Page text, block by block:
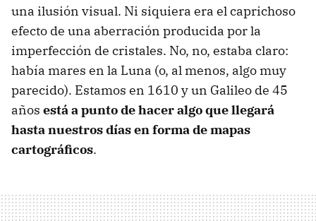
una ilusión visual. Ni siquiera era el caprichoso
efecto de una aberración producida por la
imperfección de cristales. No, no, estaba claro:
había mares en la Luna (o, al menos, algo muy
parecido). Estamos en 1610 y un Galileo de 45
años está a punto de hacer algo que llegará
hasta nuestros días en forma de mapas
cartográficos.